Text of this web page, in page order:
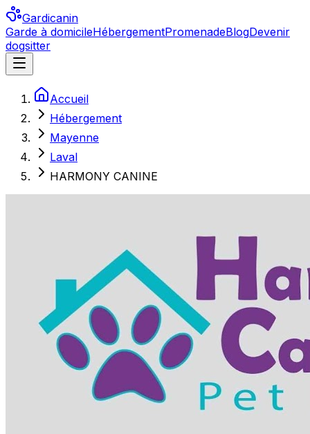
Gardicanin
Garde à domicileHébergementPromenadeBlogDevenir
dogsitter
Accueil
Hébergement
Mayenne
Laval
HARMONY CANINE